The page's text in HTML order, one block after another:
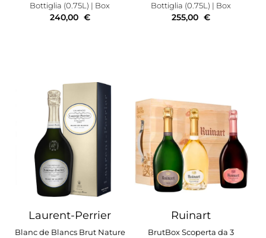
Bottiglia (0.75L) | Box
240,00 €
Bottiglia (0.75L) | Box
255,00 €
Laurent-Perrier
Blanc de Blancs Brut Nature
Ruinart
BrutBox Scoperta da 3